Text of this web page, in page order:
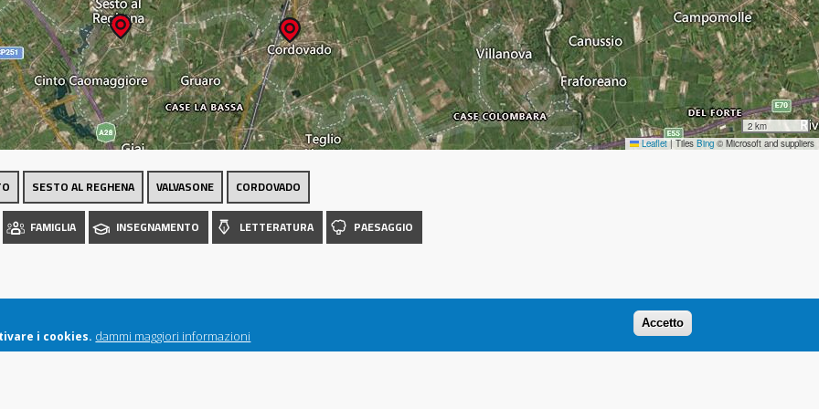
2 km
Leaflet |Tiles Bing © Microsoft and suppliers
SESTO AL REGHENA VALVASONE CORDOVADO
FAMIGLIA INSEGNAMENTO LETTERATURA PAESAGGIO
i cookies. dammi maggiori informazioni
Accetto